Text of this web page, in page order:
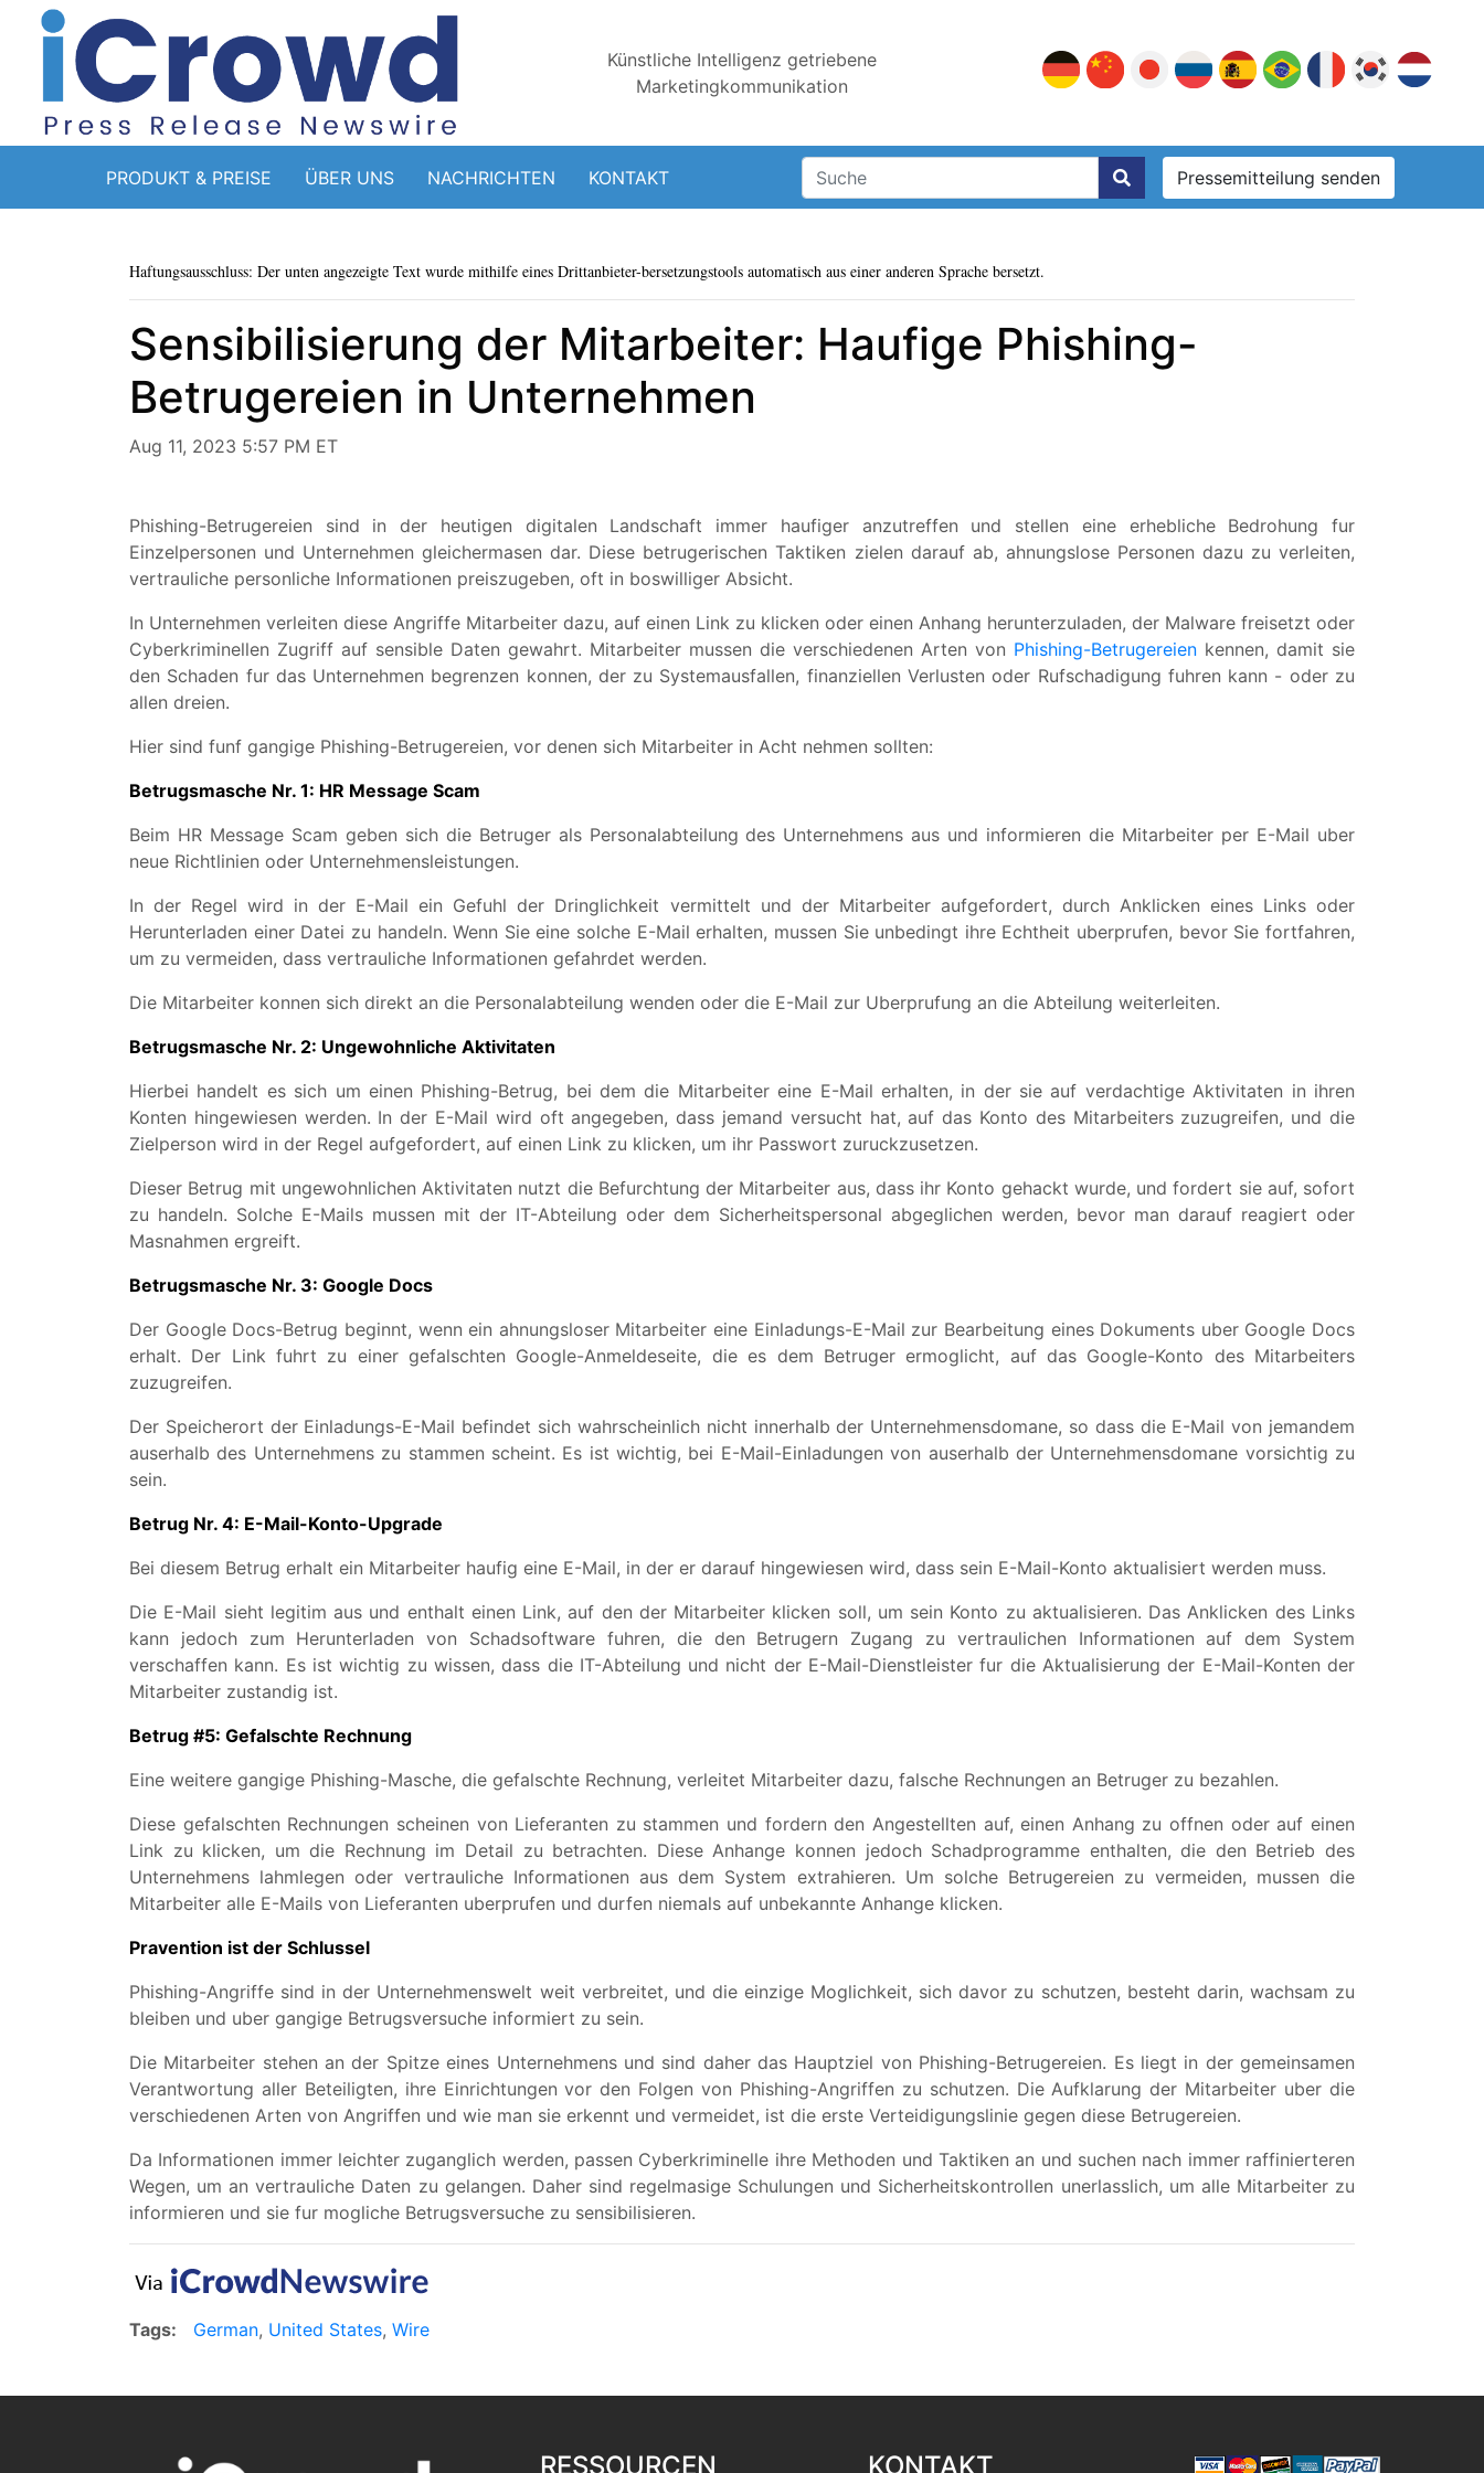
Künstliche Intelligenz getriebene
Marketingkommunikation
PRODUKT & PREISE ÜBER UNS NACHRICHTEN KONTAKT Pressemitteilung senden
Haftungsausschluss: Der unten angezeigte Text wurde mithilfe eines Drittanbieter-bersetzungstools automatisch aus einer anderen Sprache bersetzt.
Sensibilisierung der Mitarbeiter: Haufige Phishing-
Betrugereien in Unternehmen
Aug 11, 2023 5:57 PM ET
Phishing-Betrugereien sind in der heutigen digitalen Landschaft immer haufiger anzutreffen und stellen eine erhebliche Bedrohung fur
Einzelpersonen und Unternehmen gleichermasen dar. Diese betrugerischen Taktiken zielen darauf ab, ahnungslose Personen dazu zu verleiten,
vertrauliche personliche Informationen preiszugeben, oft in boswilliger Absicht.
In Unternehmen verleiten diese Angriffe Mitarbeiter dazu, auf einen Link zu klicken oder einen Anhang herunterzuladen, der Malware freisetzt oder
Cyberkriminellen Zugriff auf sensible Daten gewahrt. Mitarbeiter mussen die verschiedenen Arten von Phishing-Betrugereien kennen, damit sie
den Schaden fur das Unternehmen begrenzen konnen, der zu Systemausfallen, finanziellen Verlusten oder Rufschadigung fuhren kann - oder zu
allen dreien.
Hier sind funf gangige Phishing-Betrugereien, vor denen sich Mitarbeiter in Acht nehmen sollten:
Betrugsmasche Nr. 1: HR Message Scam
Beim HR Message Scam geben sich die Betruger als Personalabteilung des Unternehmens aus und informieren die Mitarbeiter per E-Mail uber
neue Richtlinien oder Unternehmensleistungen.
In der Regel wird in der E-Mail ein Gefuhl der Dringlichkeit vermittelt und der Mitarbeiter aufgefordert, durch Anklicken eines Links oder
Herunterladen einer Datei zu handeln. Wenn Sie eine solche E-Mail erhalten, mussen Sie unbedingt ihre Echtheit uberprufen, bevor Sie fortfahren,
um zu vermeiden, dass vertrauliche Informationen gefahrdet werden.
Die Mitarbeiter konnen sich direkt an die Personalabteilung wenden oder die E-Mail zur Uberprufung an die Abteilung weiterleiten.
Betrugsmasche Nr. 2: Ungewohnliche Aktivitaten
Hierbei handelt es sich um einen Phishing-Betrug, bei dem die Mitarbeiter eine E-Mail erhalten, in der sie auf verdachtige Aktivitaten in ihren
Konten hingewiesen werden. In der E-Mail wird oft angegeben, dass jemand versucht hat, auf das Konto des Mitarbeiters zuzugreifen, und die
Zielperson wird in der Regel aufgefordert, auf einen Link zu klicken, um ihr Passwort zuruckzusetzen.
Dieser Betrug mit ungewohnlichen Aktivitaten nutzt die Befurchtung der Mitarbeiter aus, dass ihr Konto gehackt wurde, und fordert sie auf, sofort
zu handeln. Solche E-Mails mussen mit der IT-Abteilung oder dem Sicherheitspersonal abgeglichen werden, bevor man darauf reagiert oder
Masnahmen ergreift.
Betrugsmasche Nr. 3: Google Docs
Der Google Docs-Betrug beginnt, wenn ein ahnungsloser Mitarbeiter eine Einladungs-E-Mail zur Bearbeitung eines Dokuments uber Google Docs
erhalt. Der Link fuhrt zu einer gefalschten Google-Anmeldeseite, die es dem Betruger ermoglicht, auf das Google-Konto des Mitarbeiters
zuzugreifen.
Der Speicherort der Einladungs-E-Mail befindet sich wahrscheinlich nicht innerhalb der Unternehmensdomane, so dass die E-Mail von jemandem
auserhalb des Unternehmens zu stammen scheint. Es ist wichtig, bei E-Mail-Einladungen von auserhalb der Unternehmensdomane vorsichtig zu
sein.
Betrug Nr. 4: E-Mail-Konto-Upgrade
Bei diesem Betrug erhalt ein Mitarbeiter haufig eine E-Mail, in der er darauf hingewiesen wird, dass sein E-Mail-Konto aktualisiert werden muss.
Die E-Mail sieht legitim aus und enthalt einen Link, auf den der Mitarbeiter klicken soll, um sein Konto zu aktualisieren. Das Anklicken des Links
kann jedoch zum Herunterladen von Schadsoftware fuhren, die den Betrugern Zugang zu vertraulichen Informationen auf dem System
verschaffen kann. Es ist wichtig zu wissen, dass die IT-Abteilung und nicht der E-Mail-Dienstleister fur die Aktualisierung der E-Mail-Konten der
Mitarbeiter zustandig ist.
Betrug #5: Gefalschte Rechnung
Eine weitere gangige Phishing-Masche, die gefalschte Rechnung, verleitet Mitarbeiter dazu, falsche Rechnungen an Betruger zu bezahlen.
Diese gefalschten Rechnungen scheinen von Lieferanten zu stammen und fordern den Angestellten auf, einen Anhang zu offnen oder auf einen
Link zu klicken, um die Rechnung im Detail zu betrachten. Diese Anhange konnen jedoch Schadprogramme enthalten, die den Betrieb des
Unternehmens lahmlegen oder vertrauliche Informationen aus dem System extrahieren. Um solche Betrugereien zu vermeiden, mussen die
Mitarbeiter alle E-Mails von Lieferanten uberprufen und durfen niemals auf unbekannte Anhange klicken.
Pravention ist der Schlussel
Phishing-Angriffe sind in der Unternehmenswelt weit verbreitet, und die einzige Moglichkeit, sich davor zu schutzen, besteht darin, wachsam zu
bleiben und uber gangige Betrugsversuche informiert zu sein.
Die Mitarbeiter stehen an der Spitze eines Unternehmens und sind daher das Hauptziel von Phishing-Betrugereien. Es liegt in der gemeinsamen
Verantwortung aller Beteiligten, ihre Einrichtungen vor den Folgen von Phishing-Angriffen zu schutzen. Die Aufklarung der Mitarbeiter uber die
verschiedenen Arten von Angriffen und wie man sie erkennt und vermeidet, ist die erste Verteidigungslinie gegen diese Betrugereien.
Da Informationen immer leichter zuganglich werden, passen Cyberkriminelle ihre Methoden und Taktiken an und suchen nach immer raffinierteren
Wegen, um an vertrauliche Daten zu gelangen. Daher sind regelmasige Schulungen und Sicherheitskontrollen unerlasslich, um alle Mitarbeiter zu
informieren und sie fur mogliche Betrugsversuche zu sensibilisieren.
Tags: German, United States, Wire
RESSOURCEN KONTAKT